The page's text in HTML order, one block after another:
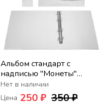
Альбом стандарт с
надписью "Монеты"
формат Optima
Нет в наличии
Цена 250 ₽ 350 ₽